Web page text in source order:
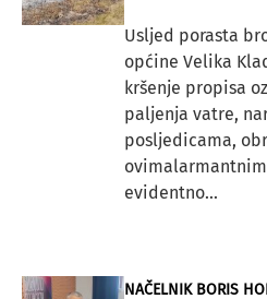
Usljed porasta
općine Velika
kršenje propisa
paljenja vatre,
posljedicama,
evidentno...
NAČELNIK BORIS